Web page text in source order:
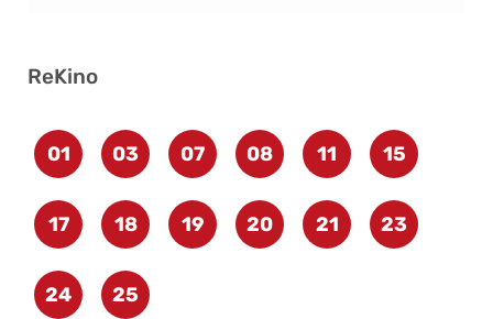
ReKino
01 03 07 08 11 15
17 18 19 20 21 23
24 25